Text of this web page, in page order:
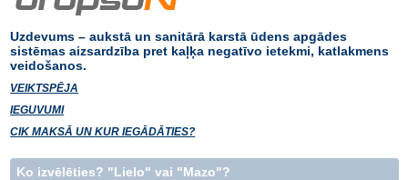
Uzdevums – aukstā un sanitārā karstā ūdens apgādes
sistēmas aizsardzība pret kaļķa negatīvo ietekmi, katlakmens
veidošanos.
VEIKTSPĒJA
IEGUVUMI
CIK MAKSĀ UN KUR IEGĀDĀTIES?
Ko izvēlēties? "Lielo" vai "Mazo"?